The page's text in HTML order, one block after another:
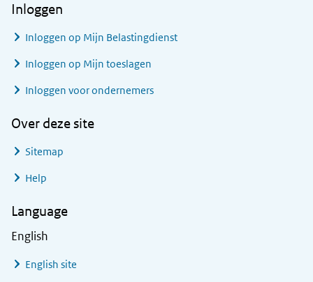
Inloggen
Inloggen op Mijn Belastingdienst
Inloggen op Mijn toeslagen
Inloggen voor ondernemers
Over deze site
Sitemap
Help
Language
English
English site